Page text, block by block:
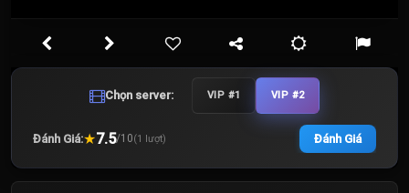
Chọn server: VIP #1 VIP #2
Đánh Giá:★7.5/10(1 lượt) Đánh Giá